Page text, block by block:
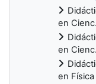
en
en
en Física